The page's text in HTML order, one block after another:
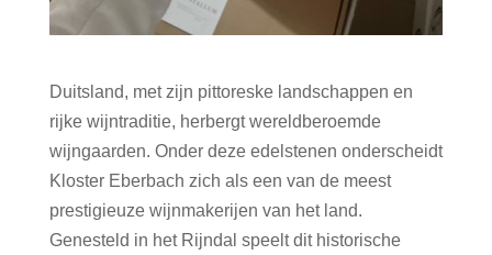
Duitsland, met zijn pittoreske landschappen en
rijke wijntraditie, herbergt wereldberoemde
wijngaarden. Onder deze edelstenen onderscheidt
Kloster Eberbach zich als een van de meest
prestigieuze wijnmakerijen van het land.
Genesteld in het Rijndal speelt dit historische